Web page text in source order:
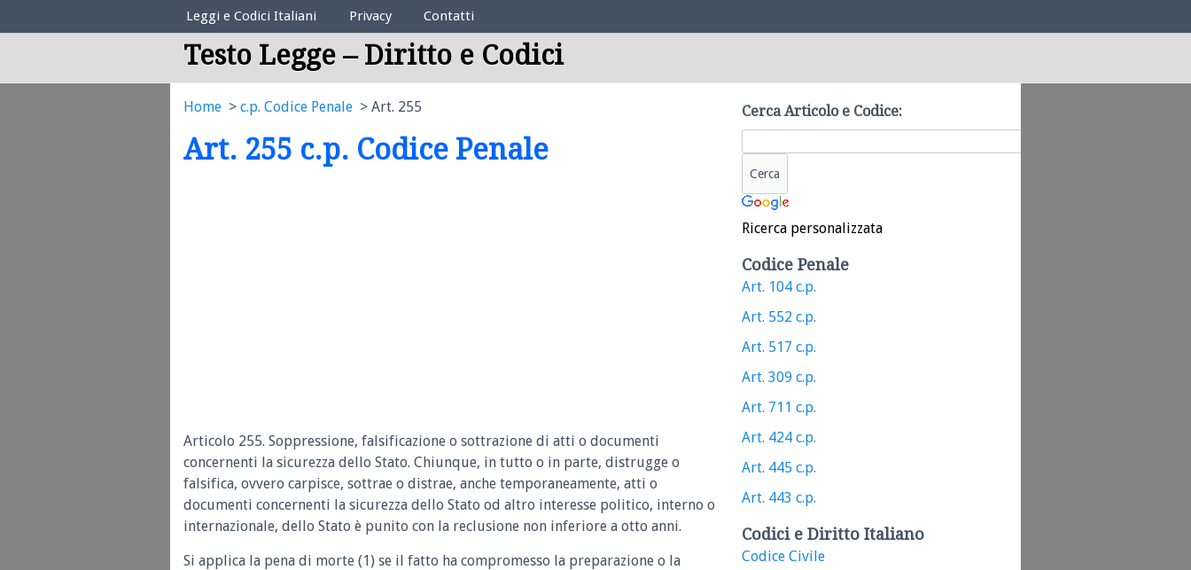
Elenco Codici Legali
Leggi e Codici Italiani Privacy Contatti
Testo Legge – Diritto e Codici
Home c.p. Codice Penale Art. 255
Art. 255 c.p. Codice Penale
Articolo 255. Soppressione, falsificazione o sottrazione di atti o documenti
concernenti la sicurezza dello Stato. Chiunque, in tutto o in parte, distrugge o
falsifica, ovvero carpisce, sottrae o distrae, anche temporaneamente, atti o
documenti concernenti la sicurezza dello Stato od altro interesse politico, interno o
internazionale, dello Stato è punito con la reclusione non inferiore a otto anni.
Si applica la pena di morte (1) se il fatto ha compromesso la preparazione o la
Cerca Articolo e Codice:
Ricerca personalizzata
Codice Penale
Art. 104 c.p.
Art. 552 c.p.
Art. 517 c.p.
Art. 309 c.p.
Art. 711 c.p.
Art. 424 c.p.
Art. 445 c.p.
Art. 443 c.p.
Codici e Diritto Italiano
Codice Civile